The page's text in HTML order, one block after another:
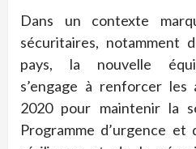
Dans un contexte
sécuritaires, notamment
pays, la nouvelle
s’engage à renforcer les
2020 pour maintenir la
Programme d’urgence